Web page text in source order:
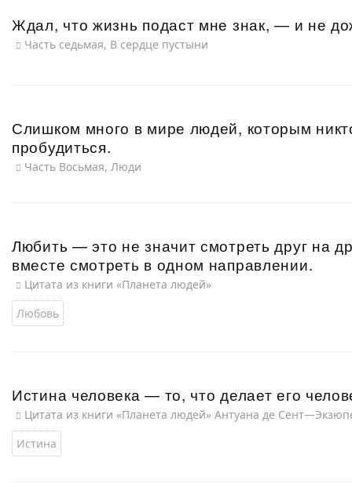
Ждал, что жизнь подаст мне знак, — и не
Часть седьмая, В сердце пустыни
Слишком много в мире людей, которым
пробудиться.
Часть Восьмая, Люди
Любить — это не значит смотреть друг на
вместе смотреть в одном направлении.
Цитата из книги «Планета людей»
Любовь
Истина человека — то, что делает его
Цитата из книги «Планета людей» Антуана де
Истина